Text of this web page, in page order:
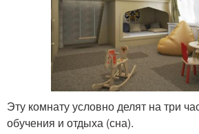
Эту комнату условно делят на три
обучения и отдыха (сна).